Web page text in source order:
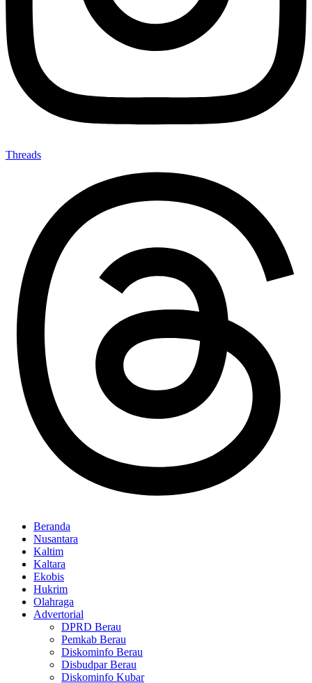
Threads
Beranda
Nusantara
Kaltim
Kaltara
Ekobis
Hukrim
Olahraga
Advertorial
DPRD Berau
Pemkab Berau
Diskominfo Berau
Disbudpar Berau
Diskominfo Kubar